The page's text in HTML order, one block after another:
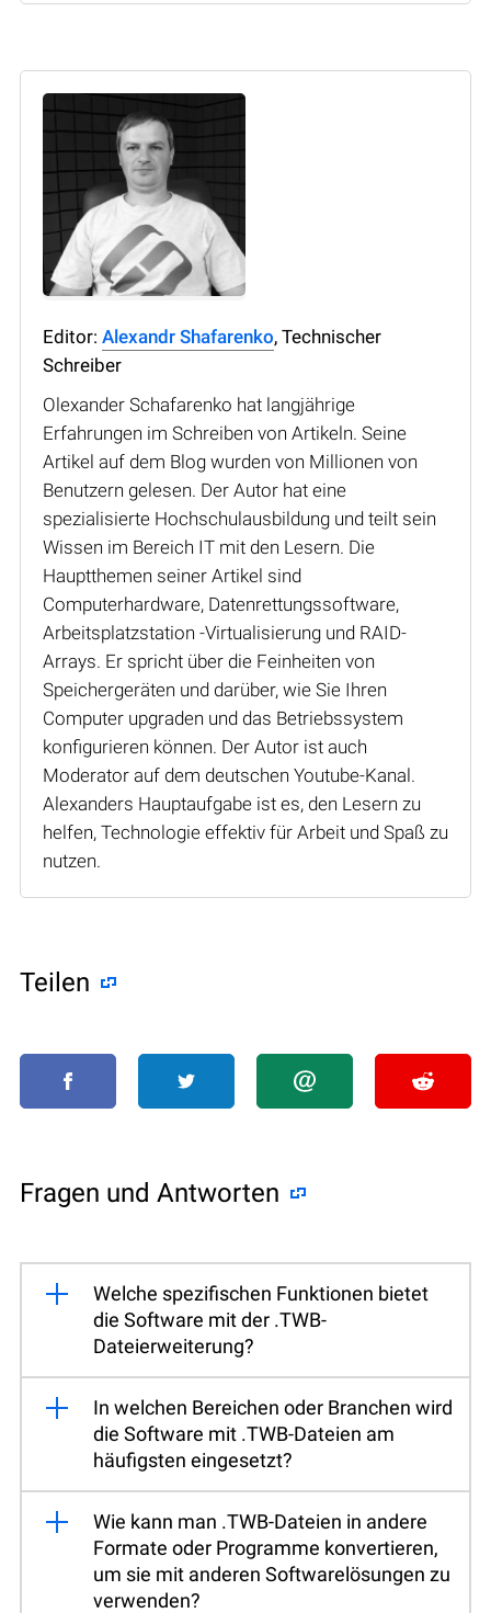
Editor: Alexandr Shafarenko, Technischer
Schreiber
Olexander Schafarenko hat langjährige
Erfahrungen im Schreiben von Artikeln. Seine
Artikel auf dem Blog wurden von Millionen von
Benutzern gelesen. Der Autor hat eine
spezialisierte Hochschulausbildung und teilt sein
Wissen im Bereich IT mit den Lesern. Die
Hauptthemen seiner Artikel sind
Computerhardware, Datenrettungssoftware,
Arbeitsplatzstation -Virtualisierung und RAID-
Arrays. Er spricht über die Feinheiten von
Speichergeräten und darüber, wie Sie Ihren
Computer upgraden und das Betriebssystem
konfigurieren können. Der Autor ist auch
Moderator auf dem deutschen Youtube-Kanal.
Alexanders Hauptaufgabe ist es, den Lesern zu
helfen, Technologie effektiv für Arbeit und Spaß zu
nutzen.
Teilen
Fragen und Antworten
Welche spezifischen Funktionen bietet
die Software mit der .TWB-
Dateierweiterung?
In welchen Bereichen oder Branchen wird
die Software mit .TWB-Dateien am
häufigsten eingesetzt?
Wie kann man .TWB-Dateien in andere
Formate oder Programme konvertieren,
um sie mit anderen Softwarelösungen zu
verwenden?